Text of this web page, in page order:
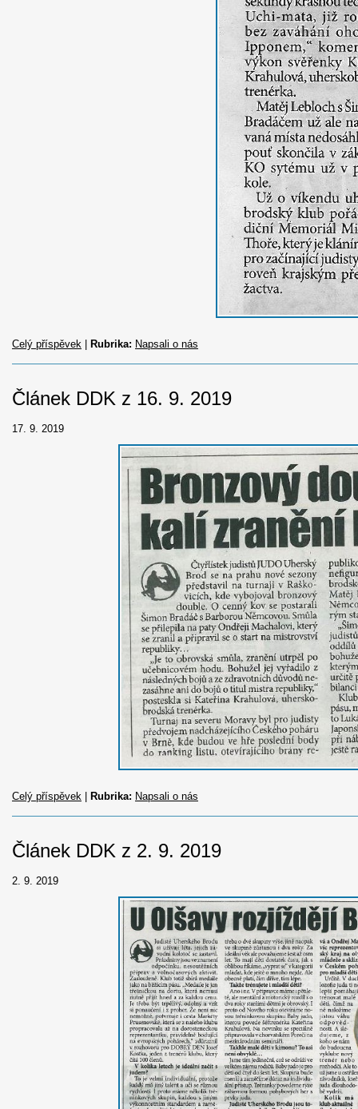
Celý příspěvek Rubrika: Napsali o nás
Článek DDK z 16. 9. 2019
17. 9. 2019
Celý příspěvek Rubrika: Napsali o nás
Článek DDK z 2. 9. 2019
2. 9. 2019